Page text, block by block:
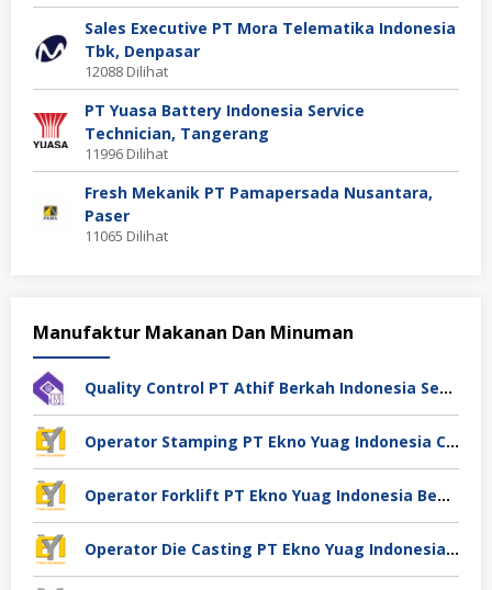
Sales Executive PT Mora Telematika Indonesia
Tbk, Denpasar
12088 Dilihat
PT Yuasa Battery Indonesia Service
Technician, Tangerang
11996 Dilihat
Fresh Mekanik PT Pamapersada Nusantara,
Paser
11065 Dilihat
Manufaktur Makanan Dan Minuman
Quality Control PT Athif Berkah Indonesia Semarang
Operator Stamping PT Ekno Yuag Indonesia Cikarang
Operator Forklift PT Ekno Yuag Indonesia Bekasi
Operator Die Casting PT Ekno Yuag Indonesia Bekasi